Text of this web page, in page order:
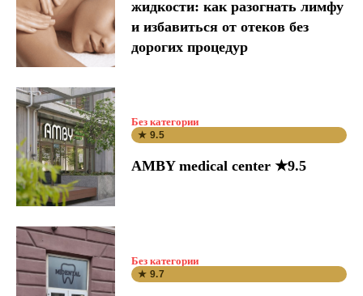
жидкости: как разогнать лимфу
и избавиться от отеков без
дорогих процедур
Без категории
★ 9.5
AMBY medical center ★9.5
Без категории
★ 9.7